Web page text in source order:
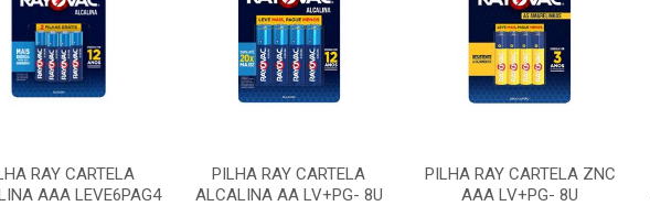
RAY CARTELA
AAA LEVE6PAG4
PILHA RAY CARTELA
ALCALINA AA LV+PG- 8U
PILHA RAY CARTELA ZNC
AAA LV+PG- 8U